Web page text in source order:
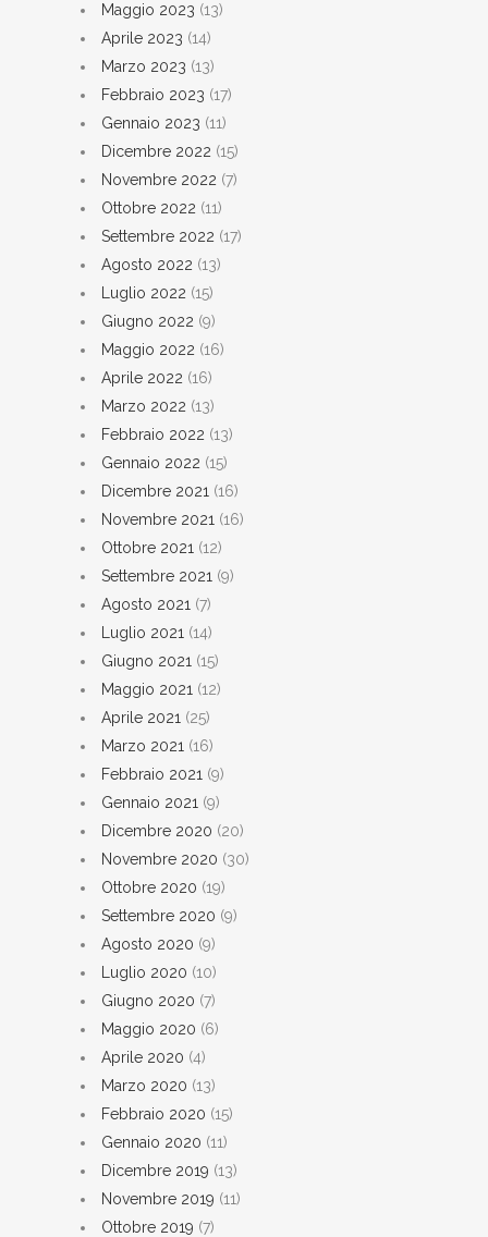
Maggio 2023 (13)
Aprile 2023 (14)
Marzo 2023 (13)
Febbraio 2023 (17)
Gennaio 2023 (11)
Dicembre 2022 (15)
Novembre 2022 (7)
Ottobre 2022 (11)
Settembre 2022 (17)
Agosto 2022 (13)
Luglio 2022 (15)
Giugno 2022 (9)
Maggio 2022 (16)
Aprile 2022 (16)
Marzo 2022 (13)
Febbraio 2022 (13)
Gennaio 2022 (15)
Dicembre 2021 (16)
Novembre 2021 (16)
Ottobre 2021 (12)
Settembre 2021 (9)
Agosto 2021 (7)
Luglio 2021 (14)
Giugno 2021 (15)
Maggio 2021 (12)
Aprile 2021 (25)
Marzo 2021 (16)
Febbraio 2021 (9)
Gennaio 2021 (9)
Dicembre 2020 (20)
Novembre 2020 (30)
Ottobre 2020 (19)
Settembre 2020 (9)
Agosto 2020 (9)
Luglio 2020 (10)
Giugno 2020 (7)
Maggio 2020 (6)
Aprile 2020 (4)
Marzo 2020 (13)
Febbraio 2020 (15)
Gennaio 2020 (11)
Dicembre 2019 (13)
Novembre 2019 (11)
Ottobre 2019 (7)